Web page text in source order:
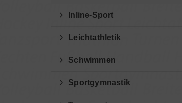
Inline-Sport
Leichtathletik
Schwimmen
Sportgymnastik